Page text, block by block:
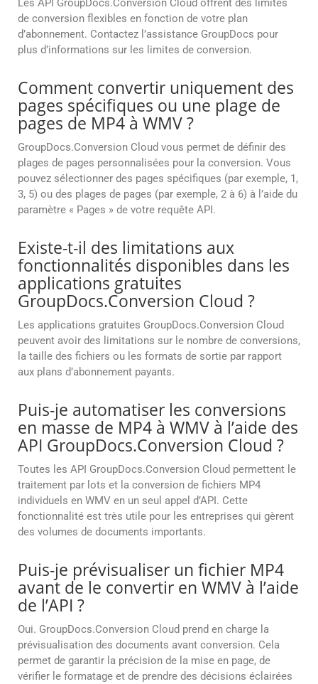
Les API GroupDocs.Conversion Cloud offrent des limites
de conversion flexibles en fonction de votre plan
d’abonnement. Contactez l’assistance GroupDocs pour
plus d’informations sur les limites de conversion.
Comment convertir uniquement des
pages spécifiques ou une plage de
pages de MP4 à WMV ?
GroupDocs.Conversion Cloud vous permet de définir des
plages de pages personnalisées pour la conversion. Vous
pouvez sélectionner des pages spécifiques (par exemple, 1,
3, 5) ou des plages de pages (par exemple, 2 à 6) à l’aide du
paramètre « Pages » de votre requête API.
Existe-t-il des limitations aux
fonctionnalités disponibles dans les
applications gratuites
GroupDocs.Conversion Cloud ?
Les applications gratuites GroupDocs.Conversion Cloud
peuvent avoir des limitations sur le nombre de conversions,
la taille des fichiers ou les formats de sortie par rapport
aux plans d’abonnement payants.
Puis-je automatiser les conversions
en masse de MP4 à WMV à l’aide des
API GroupDocs.Conversion Cloud ?
Toutes les API GroupDocs.Conversion Cloud permettent le
traitement par lots et la conversion de fichiers MP4
individuels en WMV en un seul appel d’API. Cette
fonctionnalité est très utile pour les entreprises qui gèrent
des volumes de documents importants.
Puis-je prévisualiser un fichier MP4
avant de le convertir en WMV à l’aide
de l’API ?
Oui. GroupDocs.Conversion Cloud prend en charge la
prévisualisation des documents avant conversion. Cela
permet de garantir la précision de la mise en page, de
vérifier le formatage et de prendre des décisions éclairées